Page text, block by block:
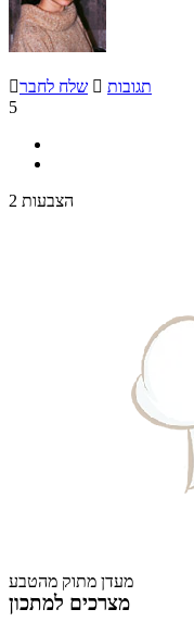
שלח לחבר  תגובות
5
2 הצבעות
מעדן מתוק מהטבע
מצרכים למתכון